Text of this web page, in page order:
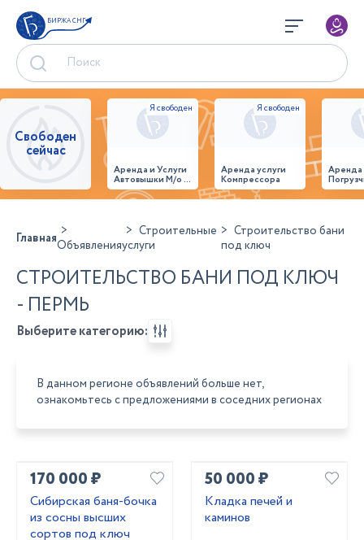
БИРЖА СНГ
Свободен
сейчас
Аренда и Услуги
Автовышки М/о г.
Домодедово
26,28,32 место
Аренда услуги
Компрессора
ГлавнаяОбъявления
Строительные
услуги
Строительство бани
под ключ
СТРОИТЕЛЬСТВО БАНИ ПОД КЛЮЧ
- ПЕРМЬ
Выберите категорию:
В данном регионе объявлений больше нет,
ознакомьтесь с предложениями в соседних регионах
170 000 ₽
Сибирская баня-бочка
из сосны высших
сортов под ключ
50 000 ₽
Кладка печей и
каминов